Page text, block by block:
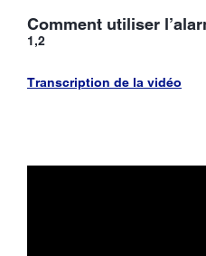
Comment utiliser
1,2
Transcription de la vidéo